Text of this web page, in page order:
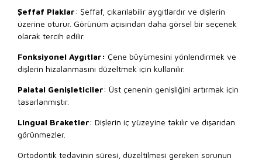
Şeffaf Plaklar: Şeffaf, çıkarılabilir aygıtlardır ve dişlerin
üzerine oturur. Görünüm açısından daha görsel bir seçenek
olarak tercih edilir.
Fonksiyonel Aygıtlar: Çene büyümesini yönlendirmek ve
dişlerin hizalanmasını düzeltmek için kullanılır.
Palatal Genişleticiler: Üst çenenin genişliğini artırmak için
tasarlanmıştır.
Lingual Braketler: Dişlerin iç yüzeyine takılır ve dışarıdan
görünmezler.
Ortodontik tedavinin süresi, düzeltilmesi gereken sorunun